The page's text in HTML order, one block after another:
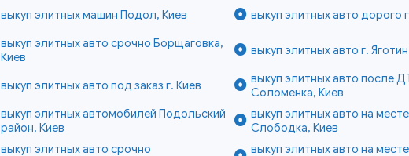
выкуп элитных машин Подол, Киев
выкуп элитных авто дорого
выкуп элитных авто срочно Борщаговка,
Киев
выкуп элитных авто г. Яготин
выкуп элитных авто под заказ г. Киев
выкуп элитных авто после
Соломенка, Киев
выкуп элитных автомобилей Подольский
район, Киев
выкуп элитных авто на
Слободка, Киев
выкуп элитных авто срочно выкуп элитных авто на